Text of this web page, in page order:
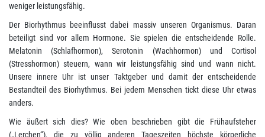
weniger leistungsfähig.
Der Biorhythmus beeinflusst dabei massiv unseren Organismus. Daran
beteiligt sind vor allem Hormone. Sie spielen die entscheidende Rolle.
Melatonin (Schlafhormon), Serotonin (Wachhormon) und Cortisol
(Stresshormon) steuern, wann wir leistungsfähig sind und wann nicht.
Unsere innere Uhr ist unser Taktgeber und damit der entscheidende
Bestandteil des Biorhythmus. Bei jedem Menschen tickt diese Uhr etwas
anders.
Wie äußert sich dies? Wie oben beschrieben gibt die Frühaufsteher
(„Lerchen“), die zu völlig anderen Tageszeiten höchste körperliche